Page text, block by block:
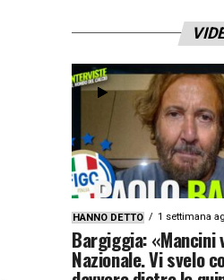
HANNO DETTO 1 settimana
Bargiggia: «Mancini
Nazionale. Vi svelo